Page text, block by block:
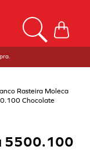
Rasteira Moleca
Chocolate
5500.100